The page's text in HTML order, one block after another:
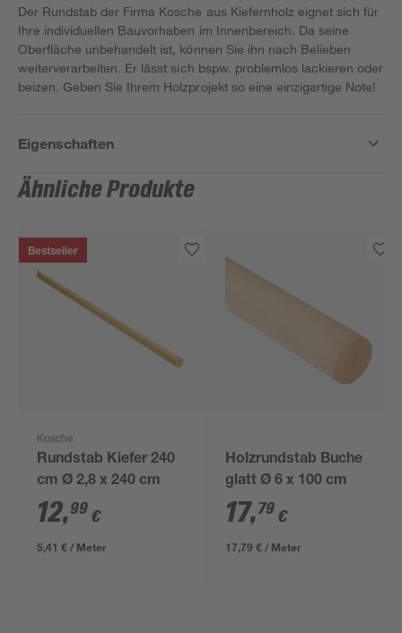
Der Rundstab der Firma Kosche aus Kiefernholz eignet sich für
Ihre individuellen Bauvorhaben im Innenbereich. Da seine
Oberfläche unbehandelt ist, können Sie ihn nach Belieben
weiterverarbeiten. Er lässt sich bspw. problemlos lackieren oder
beizen. Geben Sie Ihrem Holzprojekt so eine einzigartige Note!
Eigenschaften
Ähnliche Produkte
Bestseller
Kosche
Rundstab Kiefer 240
cm Ø 2,8 x 240 cm
12,99 €
5,41 € / Meter
Holzrundstab Buche
glatt Ø 6 x 100 cm
17,79 €
17,79 € / Meter